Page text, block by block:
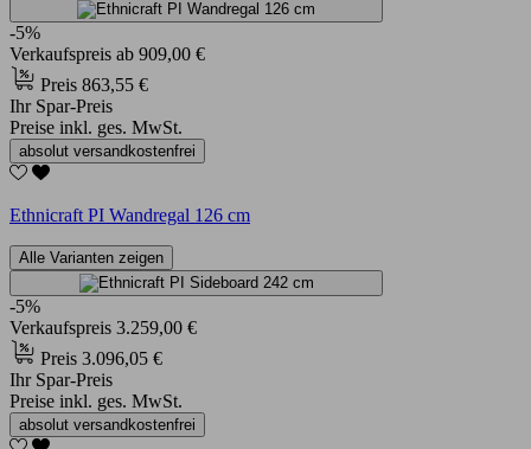
-5%
Verkaufspreis ab 909,00 €
Preis 863,55 €
Ihr Spar-Preis
Preise inkl. ges. MwSt.
absolut versandkostenfrei
Ethnicraft PI Wandregal 126 cm
Alle Varianten zeigen
-5%
Verkaufspreis 3.259,00 €
Preis 3.096,05 €
Ihr Spar-Preis
Preise inkl. ges. MwSt.
absolut versandkostenfrei